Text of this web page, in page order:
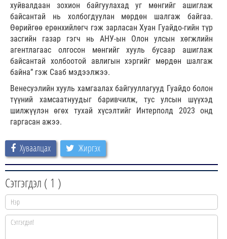
хуйвалдаан зохион байгуулахад уг мөнгийг ашиглаж
байсантай нь холбогдуулан мөрдөн шалгаж байгаа.
Өөрийгөө ерөнхийлөгч гэж зарласан Хуан Гуайдо-гийн түр
засгийн газар гэгч нь АНУ-ын Олон улсын хөгжлийн
агентлагаас олгосон мөнгийг хууль бусаар ашиглаж
байсантай холбоотой авлигын хэргийг мөрдөн шалгаж
байна” гэж Сааб мэдээлжээ.
Венесуэлийн хууль хамгаалах байгууллагууд Гуайдо болон
түүний хамсаатнуудыг баривчилж, тус улсын шүүхэд
шилжүүлэн өгөх тухай хүсэлтийг Интерполд 2023 онд
гаргасан ажээ.
Хуваалцах Жиргэх
Сэтгэгдэл ( 1 )